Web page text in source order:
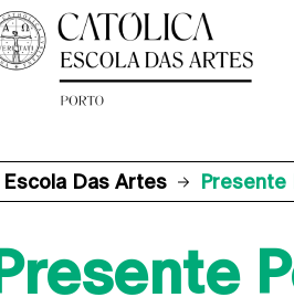
Escola Das Artes Presente
Presente